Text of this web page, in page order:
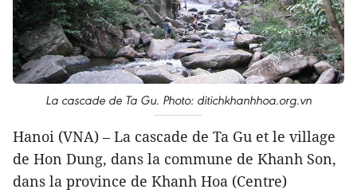
La cascade de Ta Gu. Photo: ditichkhanhhoa.org.vn
Hanoi (VNA) – La cascade de Ta Gu et le village
de Hon Dung, dans la commune de Khanh Son,
dans la province de Khanh Hoa (Centre)